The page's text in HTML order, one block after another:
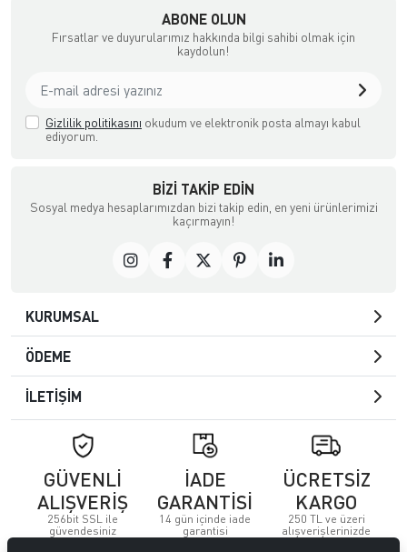
ABONE OLUN
Fırsatlar ve duyurularımız hakkında bilgi sahibi olmak için
kaydolun!
Gizlilik politikasını okudum ve elektronik posta almayı kabul
ediyorum.
BIZI TAKIP EDIN
Sosyal medya hesaplarımızdan bizi takip edin, en yeni ürünlerimizi
kaçırmayın!
KURUMSAL
ÖDEME
İLETİŞİM
GÜVENLİ
ALIŞVERİŞ
256bit SSL ile
güvendesiniz
İADE
GARANTİSİ
14 gün içinde iade
garantisi
ÜCRETSİZ
KARGO
250 TL ve üzeri
alışverişlerinizde